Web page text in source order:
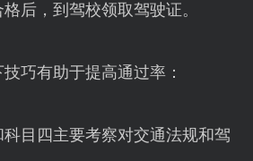
后，到驾校领取驾驶证。
巧有助于提高通过率：
目四主要考察对交通法规和驾